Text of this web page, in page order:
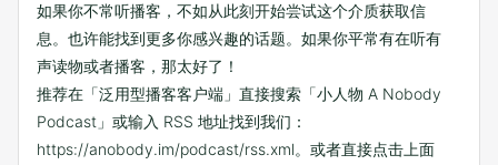
如果你不常听播客，不如从此刻开始尝试这个介质获取信
息。也许能找到更多你感兴趣的话题。如果你平常有在听有
声读物或者播客，那太好了！
推荐在「泛用型播客客户端」直接搜索「小人物 A Nobody
Podcast」或输入 RSS 地址找到我们：
https://anobody.im/podcast/rss.xml。或者直接点击上面